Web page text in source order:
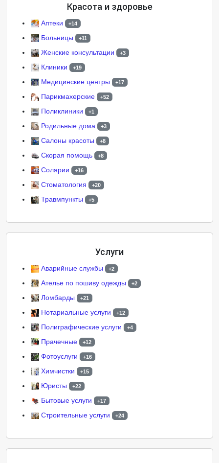
Красота и здоровье
Аптеки +14
Больницы +11
Женские консультации +3
Клиники +19
Медицинские центры +17
Парикмахерские +52
Поликлиники +1
Родильные дома +3
Салоны красоты +8
Скорая помощь +8
Солярии +16
Стоматология +20
Травмпункты +5
Услуги
Аварийные службы +2
Ателье по пошиву одежды +2
Ломбарды +21
Нотариальные услуги +12
Полиграфические услуги +4
Прачечные +12
Фотоуслуги +16
Химчистки +15
Юристы +22
Бытовые услуги +17
Строительные услуги +24